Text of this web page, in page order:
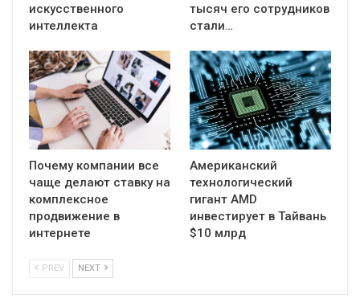
искусственного
интеллекта
тысяч его сотрудников
стали…
Почему компании все
чаще делают ставку на
комплексное
продвижение в
интернете
Американский
технологический
гигант AMD
инвестирует в Тайвань
$10 млрд
PREV NEXT